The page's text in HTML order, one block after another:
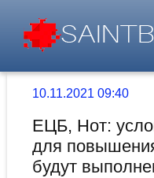
10.11.2021 09:40
ЕЦБ, Нот:
для
будут